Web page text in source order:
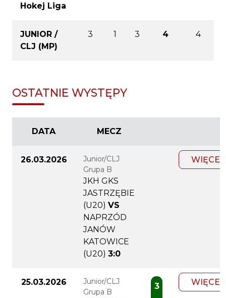
Hokej Liga
JUNIOR /
CLJ (MP)
3 1 3 4 4
OSTATNIE WYSTĘPY
DATA MECZ
26.03.2026
Junior/CLJ
Grupa B
JKH GKS
JASTRZĘBIE
(U20) VS
NAPRZÓD
JANÓW
KATOWICE
(U20) 3:0
WIĘCEJ
25.03.2026
Junior/CLJ
Grupa B
3 WIĘCEJ